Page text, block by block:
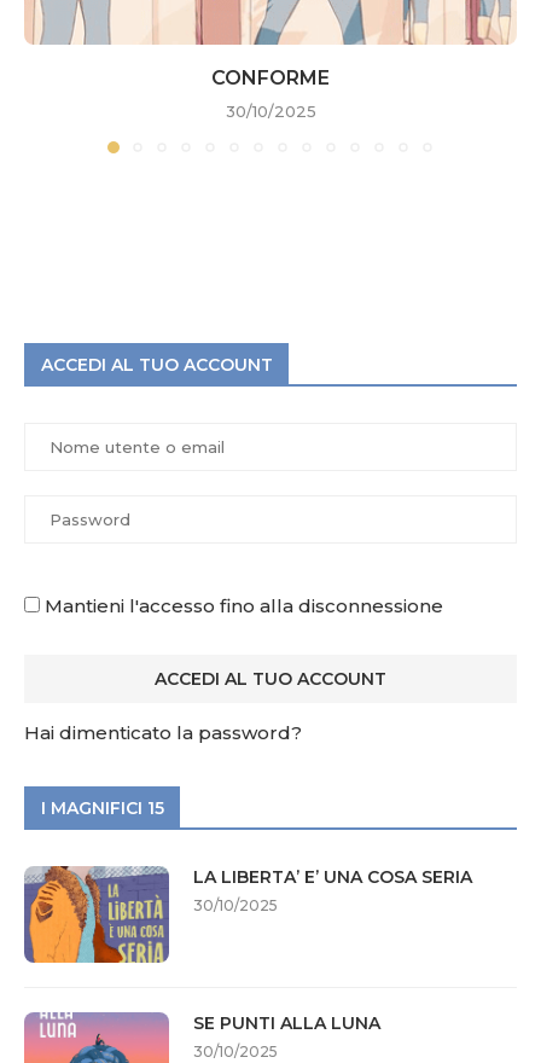
CONFORME
30/10/2025
ACCEDI AL TUO ACCOUNT
Mantieni l'accesso fino alla disconnessione
Hai dimenticato la password?
I MAGNIFICI 15
LA LIBERTA’ E’ UNA COSA SERIA
30/10/2025
SE PUNTI ALLA LUNA
30/10/2025